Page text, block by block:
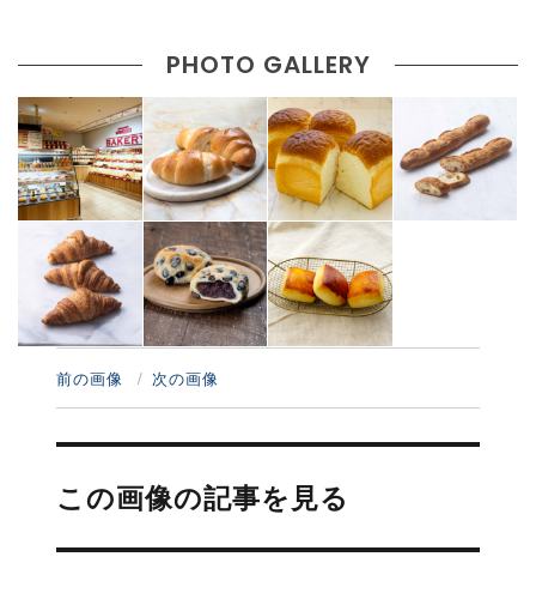
PHOTO GALLERY
前の画像 次の画像
投
ナ
ビ
ー
この画像の記事を見る